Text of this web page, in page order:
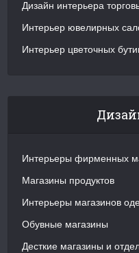
Дизайн интерьера
Интерьер ювелирных
Интерьер цветочных
Интерьеры фирменных
Магазины продуктов
Интерьеры магазинов
Обувные магазины
Десткие магазины и